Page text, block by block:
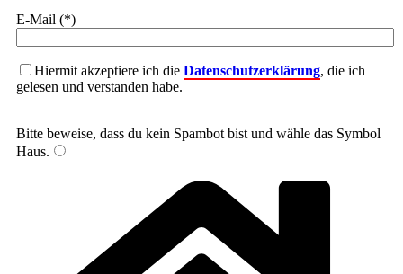
E-Mail (*)
Hiermit akzeptiere ich die Datenschutzerklärung, die ich
gelesen und verstanden habe.
Bitte beweise, dass du kein Spambot bist und wähle das Symbol
Haus.